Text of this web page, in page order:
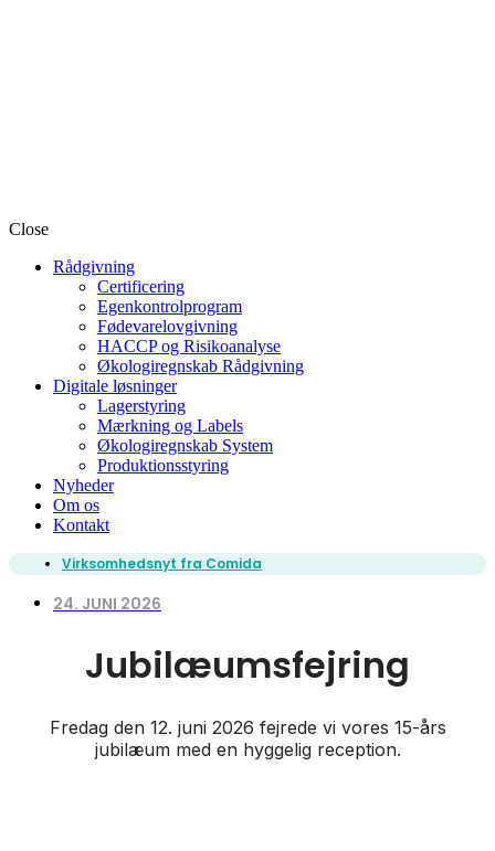
Close
Rådgivning
Certificering
Egenkontrolprogram
Fødevarelovgivning
HACCP og Risikoanalyse
Økologiregnskab Rådgivning
Digitale løsninger
Lagerstyring
Mærkning og Labels
Økologiregnskab System
Produktionsstyring
Nyheder
Om os
Kontakt
Virksomhedsnyt fra Comida
24. JUNI 2026
Jubilæumsfejring
Fredag den 12. juni 2026 fejrede vi vores 15-års
jubilæum med en hyggelig reception.